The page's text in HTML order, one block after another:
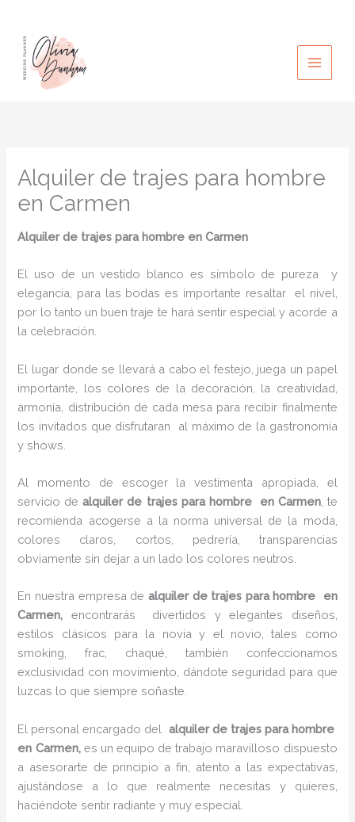
contenido
Alquiler de trajes para hombre
en Carmen
Alquiler de trajes para hombre en Carmen
El uso de un vestido blanco es símbolo de pureza y
elegancia, para las bodas es importante resaltar el nivel,
por lo tanto un buen traje te hará sentir especial y acorde a
la celebración.
El lugar donde se llevará a cabo el festejo, juega un papel
importante, los colores de la decoración, la creatividad,
armonía, distribución de cada mesa para recibir finalmente
los invitados que disfrutaran al máximo de la gastronomía
y shows.
Al momento de escoger la vestimenta apropiada, el
servicio dealquiler de trajes para hombre en Carmen, te
recomienda acogerse a la norma universal de la moda,
colores claros, cortos, pedrería, transparencias
obviamente sin dejar a un lado los colores neutros.
En nuestra empresa de alquiler de trajes para hombre en
Carmen, encontrarás
divertidos y elegantes diseños,
estilos clásicos para la novia y el novio, tales como
smoking, frac, chaqué, también confeccionamos
exclusividad con movimiento, dándote seguridad para que
luzcas lo que siempre soñaste.
El personal encargado del alquiler de trajes para hombre
en Carmen,es un equipo de trabajo maravilloso dispuesto
a asesorarte de principio a fin, atento a las expectativas,
ajustándose a lo que realmente necesitas y quieres,
haciéndote sentir radiante y muy especial.